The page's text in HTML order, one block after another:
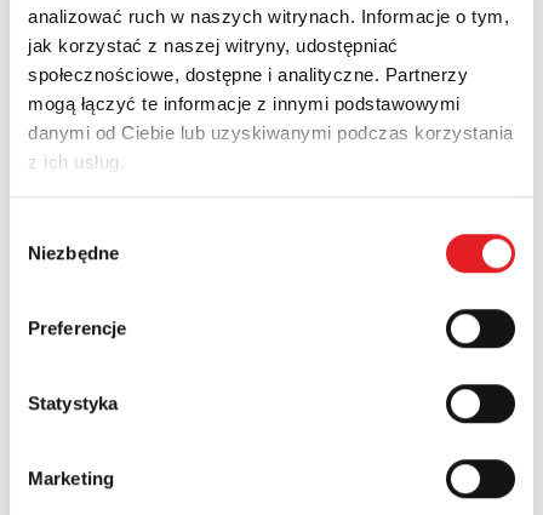
analizować ruch w naszych witrynach. Informacje o tym,
jak korzystać z naszej witryny, udostępniać
społecznościowe, dostępne i analityczne. Partnerzy
mogą łączyć te informacje z innymi podstawowymi
danymi od Ciebie lub uzyskiwanymi podczas korzystania
z ich usług.
zgody
Niezbędne
Preferencje
Statystyka
Marketing
Imię i nazwisko: *
Adres e-mail: *
Województwo: